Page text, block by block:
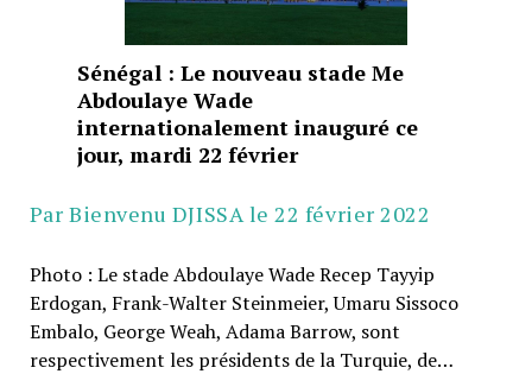
Sénégal : Le nouveau stade Me
Abdoulaye Wade
internationalement inauguré ce
jour, mardi 22 février
Par Bienvenu DJISSA le 22 février 2022
Photo : Le stade Abdoulaye Wade Recep Tayyip
Erdogan, Frank-Walter Steinmeier, Umaru Sissoco
Embalo, George Weah, Adama Barrow, sont
respectivement les présidents de la Turquie, de…